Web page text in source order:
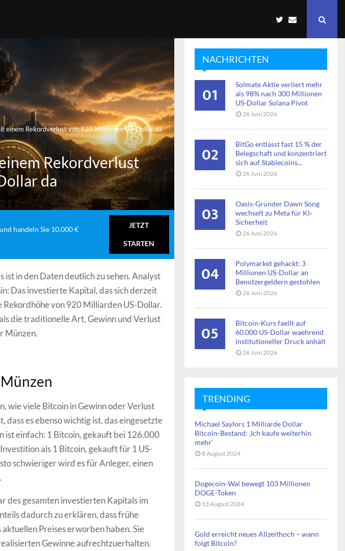
einem Rekordverlust von 920 Milliarden US-Dollar da
Rekordverlust
da
handeln Sie 10.000 €
JETZT
STARTEN
in den Daten deutlich zu sehen. Analyst
Das investierte Kapital, das sich derzeit
von 920 Milliarden US-Dollar.
die traditionelle Art, Gewinn und Verlust
Münzen.
wie viele Bitcoin in Gewinn oder Verlust
es ebenso wichtig ist, das eingesetzte
ist einfach: 1 Bitcoin, gekauft bei 126.000
als 1 Bitcoin, gekauft für 1 US-
schwieriger wird es für Anleger, einen
des gesamten investierten Kapitals im
dadurch zu erklären, dass frühe
Preises erworben haben. Sie
Gewinne aufrechtzuerhalten.
NACHRICHTEN
01
Solmate Aktie verliert mehr
als 98% nach 300 Millionen
US-Dollar Solana Pivot
26 Juni 2026
02
BitGo entlässt fast 15 % der
Belegschaft und konzentriert
sich auf Stablecoins...
26 Juni 2026
03
Oasis-Gründer Dawn Song
wechselt zu Meta für KI-
Sicherheit
26 Juni 2026
04
Polymarket gehackt: 3
Millionen US-Dollar an
Benutzergeldern gestohlen
26 Juni 2026
05
Bitcoin-Kurs faellt auf
60.000 US-Dollar waehrend
institutioneller Druck anhält
26 Juni 2026
TRENDING
Michael Saylors 1 Milliarde Dollar
Bitcoin-Bestand: ‚Ich kaufe weiterhin
mehr‘
8 August 2024
Dogecoin-Wal bewegt 103 Millionen
DOGE-Token
13 August 2024
Gold erreicht neues Allzeithoch – wann
folgt Bitcoin?